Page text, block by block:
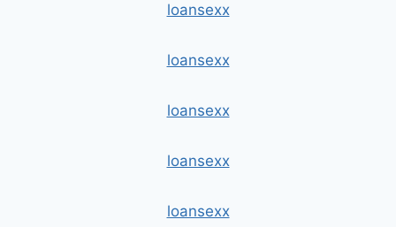
loansexx
loansexx
loansexx
loansexx
loansexx